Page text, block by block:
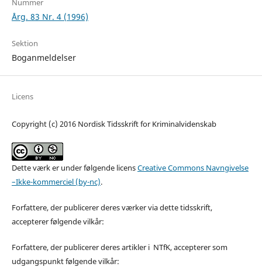
Årg. 83 Nr. 4 (1996)
Sektion
Boganmeldelser
Licens
Copyright (c) 2016 Nordisk Tidsskrift for Kriminalvidenskab
Dette værk er under følgende licensCreative Commons Navngivelse
–Ikke-kommerciel (by-nc).
Forfattere, der publicerer deres værker via dette tidsskrift,
accepterer følgende vilkår:
Forfattere, der publicerer deres artikler i NTfK, accepterer som
udgangspunkt følgende vilkår: